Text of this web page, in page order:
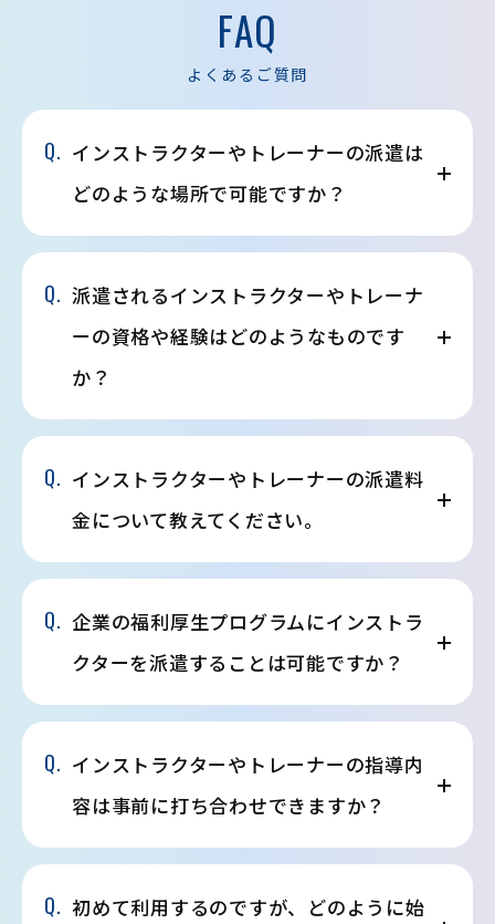
FAQ
よくあるご質問
Q. インストラクターやトレーナーの派遣は
どのような場所で可能ですか？
Q. 派遣されるインストラクターやトレーナ
ーの資格や経験はどのようなものです
か？
Q. インストラクターやトレーナーの派遣料
金について教えてください。
Q. 企業の福利厚生プログラムにインストラ
クターを派遣することは可能ですか？
Q. インストラクターやトレーナーの指導内
容は事前に打ち合わせできますか？
Q. 初めて利用するのですが、どのように始